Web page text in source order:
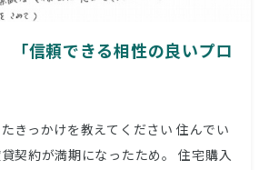
信頼できる相性の良いプロ
きっかけを教えてください 住んでい
契約が満期になったため。 住宅購入